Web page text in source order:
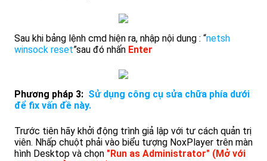
Sau khi bảng lệnh cmd hiện ra, nhập nội dung : “netsh
winsock reset”sau đó nhấn Enter
Phương pháp 3: Sử dụng công cụ sửa chữa phía dưới
để fix vấn đề này.
Trước tiên hãy khởi động trình giả lập với tư cách quản trị
viên. Nhấp chuột phải vào biểu tượng NoxPlayer trên màn
hình Desktop và chọn "Run as Administrator" (Mở với